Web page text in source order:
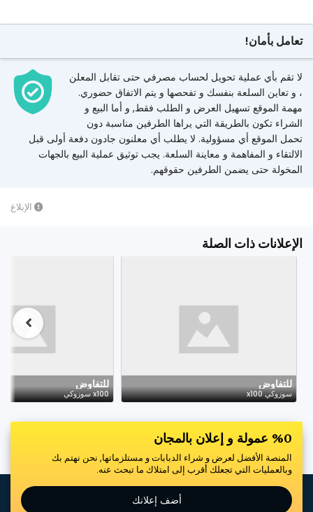
تعامل بأمان!
لا تقم بأي عملية تحويل لحساب مصرفي حتى تقابل المعلن
، و تعاين السلعة بنفسك و تفحصها و يتم الاتفاق حضوري.
مهمة الموقع تسهيل العرض و الطلب فقط, و أما البيع و
الشراء تكون بالطريقة التي يراها الطرفين مناسبة دون
تحمل الموقع أي مسؤولية. لا يطلب أي معلنون جادون دفعة أولى قبل
الالتقاء و المفاهمة و معاينة السلعة. يجب توثيق عملية البيع بالجهات
المخولة حتى يضمن الطرفين حقوقهم.
الإبلاغ
الإعلانات ذات الصلة
للتفاوض
سوزوكي x100
للتفاوض
x100 سوزوكي
%0 عمولة و إعلان بالمجان
المنصة الأفضل لعرض و شراء الدبابات و مستلزماتها, نحن نهتم بك
وبالعمليات التي تجعلك أقرب إلى امتلاك ما تبحث عنه.
أضف إعلانك